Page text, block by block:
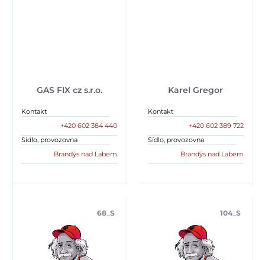
GAS FIX cz s.r.o.
Kontakt
+420 602 384 440
Sídlo, provozovna
Brandýs nad Labem
Karel Gregor
Kontakt
+420 602 389 722
Sídlo, provozovna
Brandýs nad Labem
68_S 104_S